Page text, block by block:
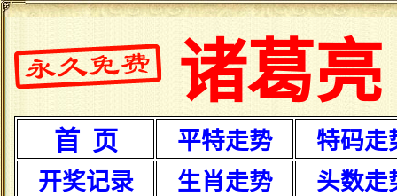
诸葛亮
首 页 平特走势
特码走
开奖记录
生肖走势 头数走